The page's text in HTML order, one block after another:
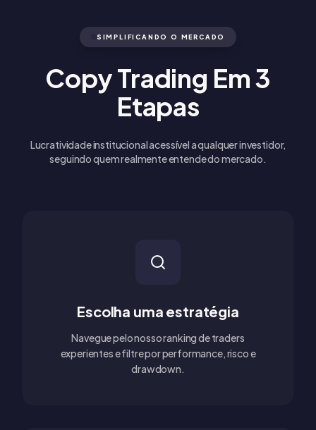
SIMPLIFICANDO O MERCADO
Copy Trading Em 3
Etapas
Lucratividade institucional acessível a qualquer investidor,
seguindo quem realmente entende do mercado.
Escolha uma estratégia
Navegue pelo nosso ranking de traders
experientes e filtre por performance, risco e
drawdown.